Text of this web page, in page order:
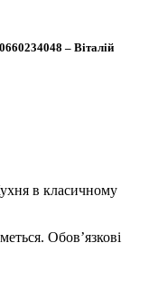
– Віталій
в класичному
Обов’язкові